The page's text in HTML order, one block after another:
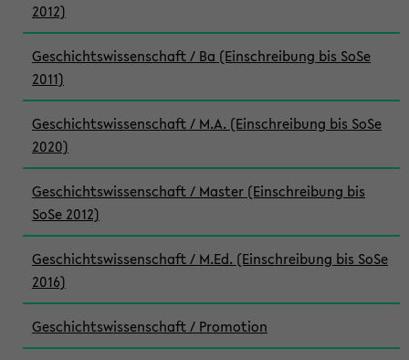
2012)
Geschichtswissenschaft / Ba (Einschreibung bis SoSe
2011)
Geschichtswissenschaft / M.A. (Einschreibung bis SoSe
2020)
Geschichtswissenschaft / Master (Einschreibung bis
SoSe 2012)
Geschichtswissenschaft / M.Ed. (Einschreibung bis SoSe
2016)
Geschichtswissenschaft / Promotion